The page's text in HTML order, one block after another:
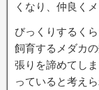
くなり、仲良く
びっくりするく
飼育するメダカ
張りを諦めてし
っていると考えら